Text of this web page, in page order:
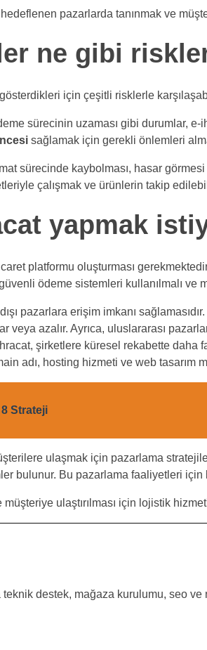
pazarlarda tanınmak ve
ne gibi
için çeşitli risklerle
sürecinin uzaması gibi durumlar,
sağlamak için gerekli önlemleri
sürecinde kaybolması, hasar
çalışmak ve ürünlerin takip
yapmak
platformu oluşturması
ödeme sistemleri kullanılmalı ve
pazarlara erişim imkanı
azalır. Ayrıca, uluslararası
şirketlere küresel rekabette
adı, hosting hizmeti ve web tasarım
8 Strateji
ulaşmak için pazarlama
bulunur. Bu pazarlama faaliyetleri için
ulaştırılması için lojistik
destek, mağaza kurulumu, seo